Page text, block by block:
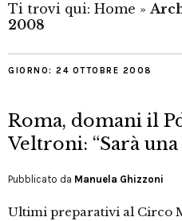
Ti trovi qui: Home »
2008
GIORNO: 24 OTTOBRE 2008
Roma, domani il
Veltroni: “Sarà
Pubblicato da Manuela Ghizzoni
Ultimi preparativi al Circo